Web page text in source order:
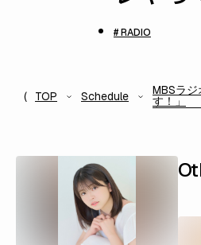
# RADIO
TOP Schedule MBSラ
す！」